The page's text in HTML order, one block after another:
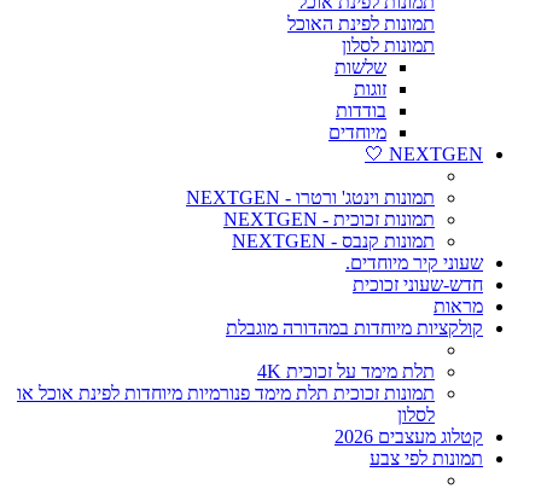
תמונות לפינת האוכל
תמונות לסלון
שלשות
זוגות
בודדות
מיוחדים
NEXTGEN 🤍
תמונות וינטג' ורטרו - NEXTGEN
תמונות זכוכית - NEXTGEN
תמונות קנבס - NEXTGEN
שעוני קיר מיוחדים.
חדש-שעוני זכוכית
מראות
קולקציות מיוחדות במהדורה מוגבלת
תלת מימד על זכוכית 4K
תמונות זכוכית תלת מימד פנורמיות מיוחדות לפינת אוכל או
לסלון
קטלוג מעצבים 2026
תמונות לפי צבע